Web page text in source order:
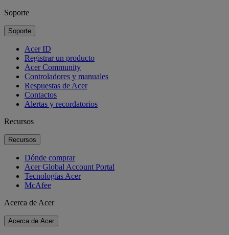
Soporte
Soporte
Acer ID
Registrar un producto
Acer Community
Controladores y manuales
Respuestas de Acer
Contactos
Alertas y recordatorios
Recursos
Recursos
Dónde comprar
Acer Global Account Portal
Tecnologías Acer
McAfee
Acerca de Acer
Acerca de Acer